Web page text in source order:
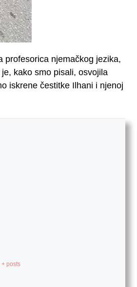
profesorica njemačkog jezika,
kako smo pisali, osvojila
iskrene čestitke Ilhani i njenoj
+ posts